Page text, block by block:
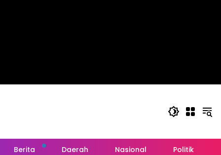
Berita Daerah Nasional Politik